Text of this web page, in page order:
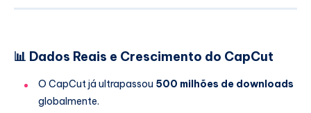
📊 Dados Reais e Crescimento do CapCut
O CapCut já ultrapassou 500 milhões de downloads
globalmente.